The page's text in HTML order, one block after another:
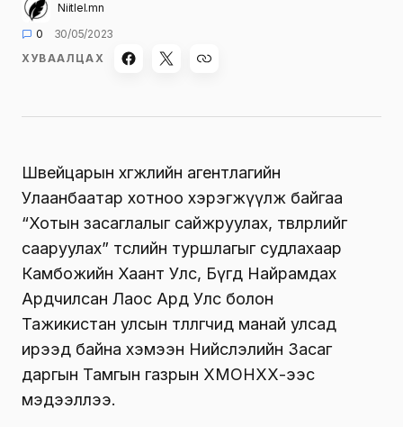
Niitlel.mn
0
30/05/2023
ХУВААЛЦАХ
Швейцарын хөгжлийн агентлагийн
Улаанбаатар хотноо хэрэгжүүлж байгаа
“Хотын засаглалыг сайжруулах, төвлөрлийг
сааруулах” төслийн туршлагыг судлахаар
Камбожийн Хаант Улс, Бүгд Найрамдах
Ардчилсан Лаос Ард Улс болон
Тажикистан улсын төлөөлөгчид манай улсад
ирээд байна хэмээн Нийслэлийн Засаг
даргын Тамгын газрын ХМОНХХ-ээс
мэдээллээ.